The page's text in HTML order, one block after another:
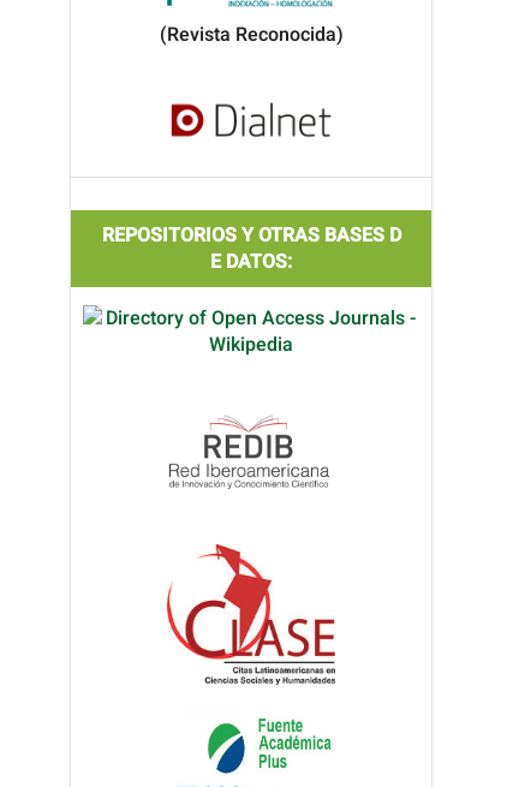
(Revista Reconocida)
REPOSITORIOS Y OTRAS BASES D
E DATOS: